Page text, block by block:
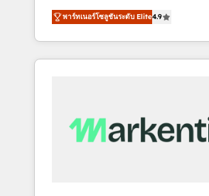
tailored AI services. 🧩Integrations: Extend
HubSpot with custom
maintenance.
our HubSpot Consulting & 'Done
Services. 🚀 Who We Work With 🚀 We help
lean, growing companies: - Win more
business - Reduce no-shows -
client's are too busy to learn the
of HubSpot. We give you a Personal
พาร์ทเนอร์โซลูชันระดับ Elite4.9